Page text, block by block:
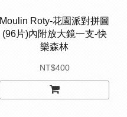
Moulin Roty-花園派對拼圖
(96片)內附放大鏡一支-快
樂森林
NT$400